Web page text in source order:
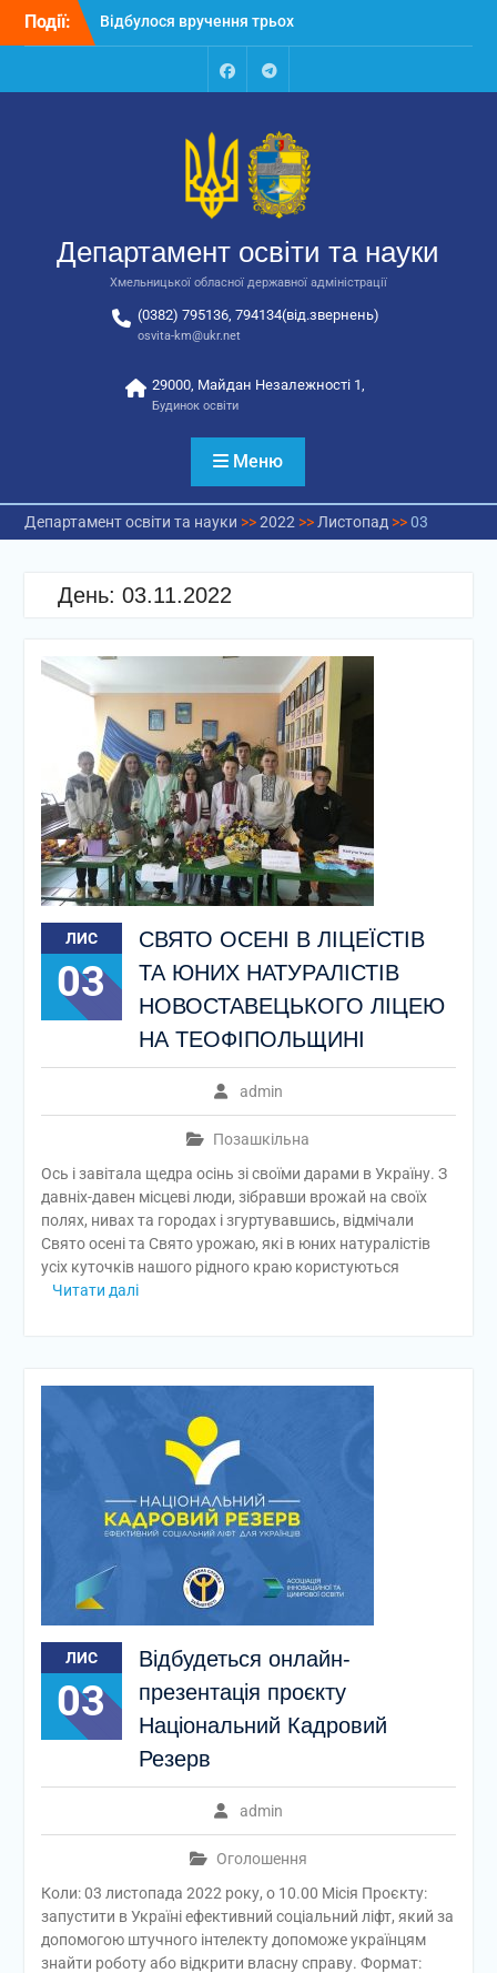
Перейти
Події:
Відбулося засідання
колегії Департаменту
освіти та науки обласної
державної адміністрації
відповідальних за
національно-патріотичне
автобусів для потреб
закладів освіти
FacebookTalegram
Департамент освіти та науки
Хмельницької обласної державної адміністрації
(0382) 795136, 794134(від.звернень)
osvita-km@ukr.net
29000, Майдан Незалежності 1,
Будинок освіти
Меню
Департамент освіти та науки >>2022 >> Листопад >>03
День: 03.11.2022
ЛИС
03
СВЯТО ОСЕНІ В ЛІЦЕЇСТІВ
ТА ЮНИХ НАТУРАЛІСТІВ
НОВОСТАВЕЦЬКОГО ЛІЦЕЮ
НА ТЕОФІПОЛЬЩИНІ
admin
Позашкільна
Ось і завітала щедра осінь зі своїми дарами в Україну. З
давніх-давен місцеві люди, зібравши врожай на своїх
полях, нивах та городах і згуртувавшись, відмічали
Свято осені та Свято урожаю, які в юних натуралістів
усіх куточків нашого рідного краю користуються
Читати далі
ЛИС
03
Відбудеться онлайн-
презентація проєкту
Національний Кадровий
Резерв
admin
Оголошення
Коли: 03 листопада 2022 року, о 10.00 Місія Проєкту:
запустити в Україні ефективний соціальний ліфт, який за
допомогою штучного інтелекту допоможе українцям
знайти роботу або відкрити власну справу. Формат: